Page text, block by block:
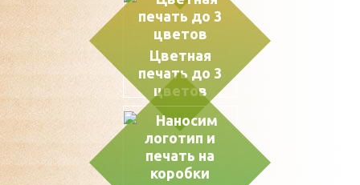
Цветная
печать до 3
цветов